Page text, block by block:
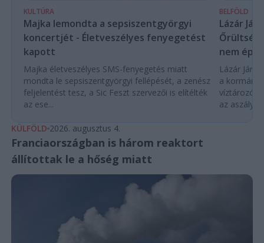
KULTÚRA
Majka lemondta a sepsiszentgyörgyi
koncertjét - Életveszélyes fenyegetést
kapott
Majka életveszélyes SMS-fenyegetés miatt
mondta le sepsiszentgyörgyi fellépését, a zenész
feljelentést tesz, a Sic Feszt szervezői is elítélték
az ese...
BELFÖLD
Lázár
Őrültség
nem
Lázár
a kormány
az
KÜLFÖLD 2026. augusztus 4.
Franciaországban is három reaktort
állítottak le a hőség miatt